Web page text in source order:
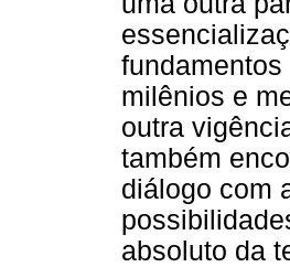
milênios e
outra
também
diálogo com
absoluto da